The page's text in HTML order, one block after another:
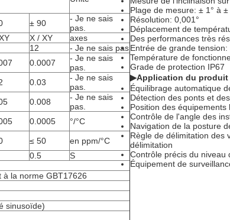
± 90
- Je ne sais
pas.
X / XY
axes
12
- Je ne sais pas
0.0007
- Je ne sais
pas.
0.03
- Je ne sais
pas.
0.008
- Je ne sais
pas.
0.0005
°/°C
≤ 50
en ppm/°C
0.5
S
la norme GBT17626
sinusoïde)
Plage de mesure: ± 1° à
Résolution: 0,001°
Déplacement de
Des performances très
Entrée de grande tension:
Température de
Grade de protection IP67
▶Application du produit
Équilibrage automatique
Détection des ponts et
Position des équipements
Contrôle de l'angle des
Navigation de la posture
Règle de délimitation des
délimitation
Contrôle précis du niveau
Équipement de